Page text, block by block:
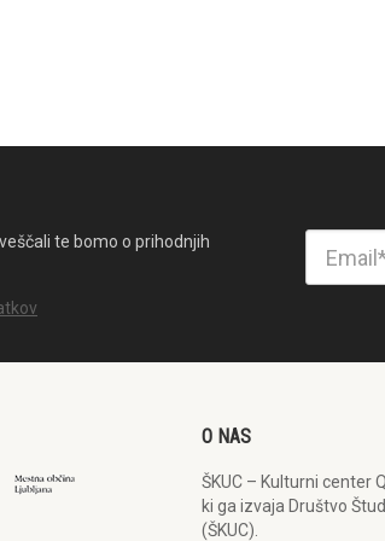
te bomo o prihodnjih
O NAS
ŠKUC – Kulturni center
ki ga izvaja Društvo
(ŠKUC).